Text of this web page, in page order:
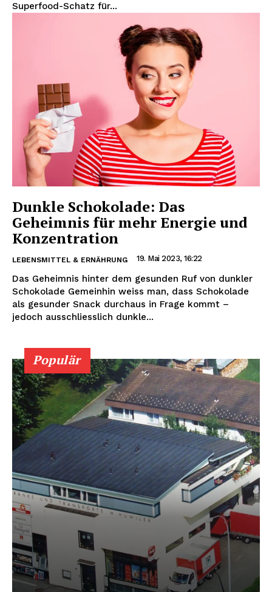
Superfood-Schatz für...
Dunkle Schokolade: Das
Geheimnis für mehr Energie und
Konzentration
LEBENSMITTEL & ERNÄHRUNG 19. Mai 2023, 16:22
Das Geheimnis hinter dem gesunden Ruf von dunkler
Schokolade Gemeinhin weiss man, dass Schokolade
als gesunder Snack durchaus in Frage kommt –
jedoch ausschliesslich dunkle...
Populär